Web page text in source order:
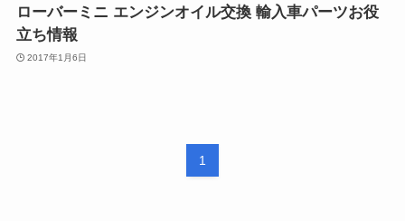
ローバーミニ エンジンオイル交換 輸入車パーツお役
立ち情報
2017年1月6日
1